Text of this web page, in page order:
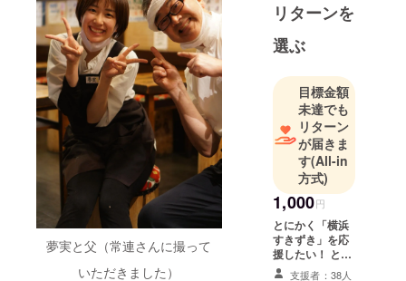
夢実と父（常連さんに撮って
いただきました）
学を卒業
後、広告代
理店に入社
し、営業と
して都内の
飲食店の販
促支援を行
う。
「もっとす
きずきを盛
り上げた
い！」とい
う思いか
ら、2019年
リターンを
選ぶ
目標金額
未達でも
リターン
が届きま
す(All-in
方式)
1,000円
とにかく「横浜
すきずき」を応
援したい！ とい
う方には、感謝
支援者：38人